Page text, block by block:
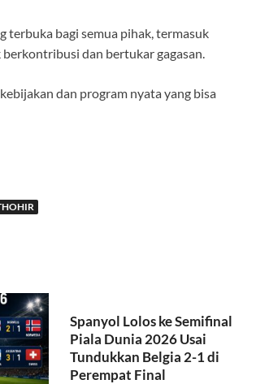
terbuka bagi semua pihak, termasuk
dan bertukar gagasan.
dan program nyata yang bisa
Spanyol Lolos ke Semifinal
Piala Dunia 2026 Usai
Tundukkan Belgia 2-1 di
Perempat Final